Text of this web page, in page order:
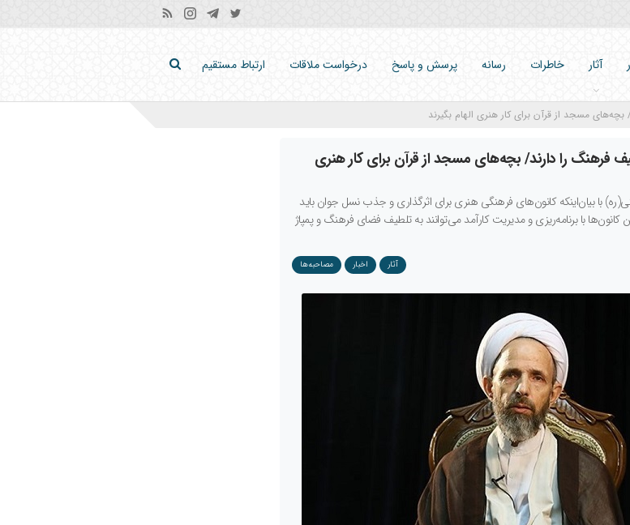
آثار خاطرات رسانه پرسش و پاسخ درخواست ملاقات ارتباط مستقیم
مسجد از قرآن برای کار هنری الهام بگیرند
را دارند/ بچه‌های مسجد از قرآن برای کار هنری
با بیان‌اینکه کانون‌های فرهنگی هنری برای اثرگذاری و جذب نسل جوان باید
با برنامه‌ریزی و مدیریت کارآمد می‌توانند به تلطیف فضای فرهنگ و پمپاژ
آثار اخبار مصاحبه‌ها